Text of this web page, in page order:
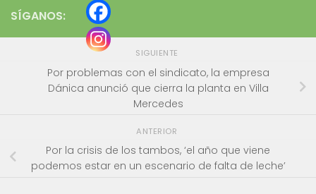
SÍGANOS:
SIGUIENTE
Por problemas con el sindicato, la empresa
Dánica anunció que cierra la planta en Villa
Mercedes
ANTERIOR
Por la crisis de los tambos, ‘el año que viene
podemos estar en un escenario de falta de leche’